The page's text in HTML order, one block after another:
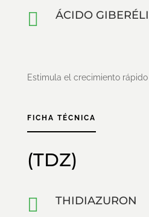
 ÁCIDO
Estimula el crecimiento
FICHA TÉCNICA
(TDZ)
 THIDIAZURON